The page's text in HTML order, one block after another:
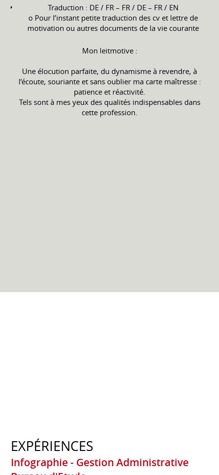
Traduction : DE / FR – FR / DE – FR / EN
o Pour l’instant petite traduction des cv et lettre de
motivation ou autres documents de la vie courante
Mon leitmotive :
Une élocution parfaite, du dynamisme à revendre, à
l’écoute, souriante et sans oublier ma carte maîtresse :
patience et réactivité.
Tels sont à mes yeux des qualités indispensables dans
cette profession.
EXPÉRIENCES
Infographie - Gestion Administrative